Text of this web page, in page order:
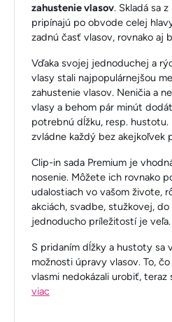
zahustenie vlasov. Skladá sa
pripínajú po obvode celej
zadnú časť vlasov, rovnako aj
Vďaka svojej jednoduchej a
vlasy stali najpopulárnejšou
zahustenie vlasov. Neničia a
vlasy a behom pár minút
potrebnú dĺžku, resp. hustotu.
zvládne každý bez akejkoľvek
Clip-in sada Premium je
nosenie. Môžete ich rovnako
udalostiach vo vašom živote,
akciách, svadbe, stužkovej, do
jednoducho príležitostí je veľa.
S pridaním dĺžky a hustoty sa
možnosti úpravy vlasov. To,
vlasmi nedokázali urobiť,
viac